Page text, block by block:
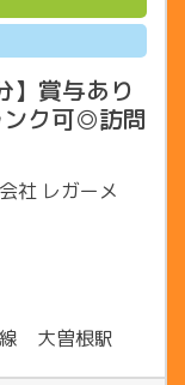
】賞与あり
ンク可◎訪問
社 レガーメ
大曽根駅